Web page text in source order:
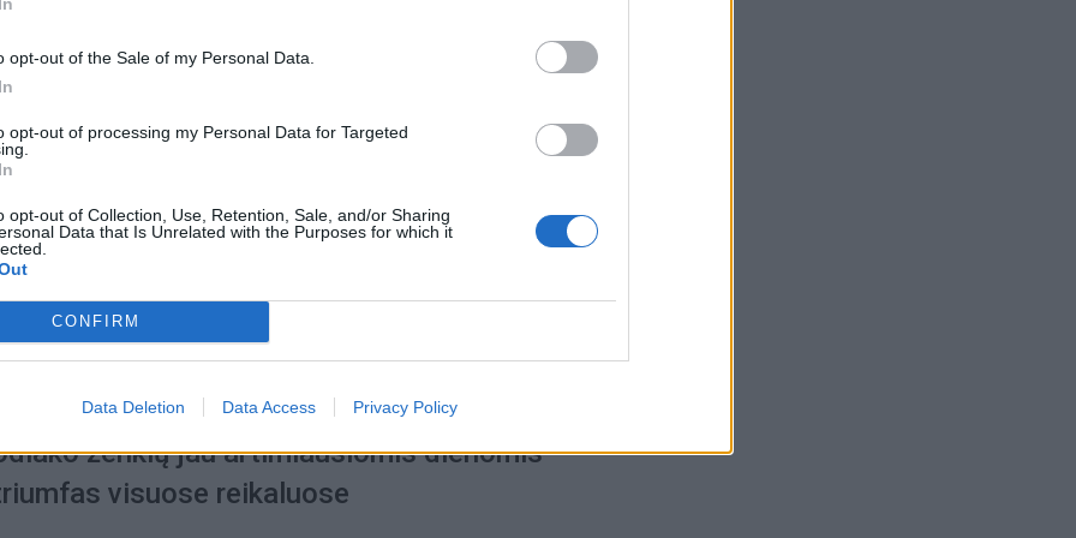
opt-out of the Sale of my Personal Data.
opt-out of processing my Personal Data for Targeted
opt-out of Collection, Use, Retention, Sale, and/or Sharing
Data that Is Unrelated with the Purposes for which it
CONFIRM
Data Deletion Data Access Privacy Policy
– sėkmė, Jaučiams – greiti sprendimai
ženklai pagaliau pasieks proveržį, kurio
laukė
2026-08-05 20:19
ženklų jau artimiausiomis dienomis
visuose reikaluose